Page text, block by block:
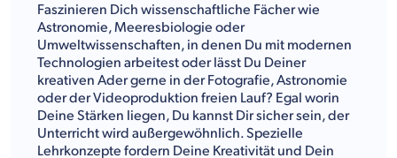
Faszinieren Dich wissenschaftliche Fächer wie
Astronomie, Meeresbiologie oder
Umweltwissenschaften, in denen Du mit modernen
Technologien arbeitest oder lässt Du Deiner
kreativen Ader gerne in der Fotografie, Astronomie
oder der Videoproduktion freien Lauf? Egal worin
Deine Stärken liegen, Du kannst Dir sicher sein, der
Unterricht wird außergewöhnlich. Spezielle
Lehrkonzepte fordern Deine Kreativität und Dein